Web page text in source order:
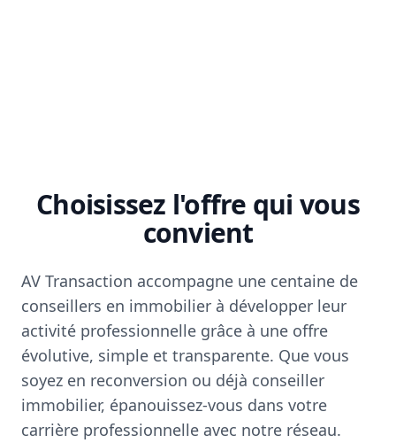
Choisissez l'offre qui vous
convient
AV Transaction accompagne une centaine de
conseillers en immobilier à développer leur
activité professionnelle grâce à une offre
évolutive, simple et transparente. Que vous
soyez en reconversion ou déjà conseiller
immobilier, épanouissez-vous dans votre
carrière professionnelle avec notre réseau.